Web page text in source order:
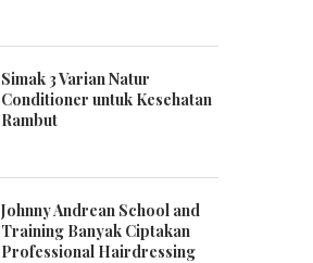
Simak 3 Varian Natur
Conditioner untuk Kesehatan
Rambut
Johnny Andrean School and
Training Banyak Ciptakan
Professional Hairdressing